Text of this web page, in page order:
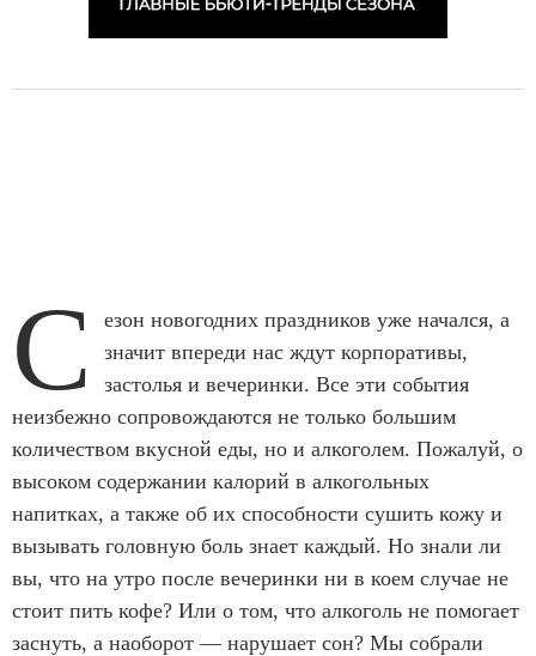
С
езон новогодних праздников уже начался, а
значит впереди нас ждут корпоративы,
застолья и вечеринки. Все эти события
неизбежно сопровождаются не только большим
количеством вкусной еды, но и алкоголем. Пожалуй, о
высоком содержании калорий в алкогольных
напитках, а также об их способности сушить кожу и
вызывать головную боль знает каждый. Но знали ли
вы, что на утро после вечеринки ни в коем случае не
стоит пить кофе? Или о том, что алкоголь не помогает
заснуть, а наоборот — нарушает сон? Мы собрали